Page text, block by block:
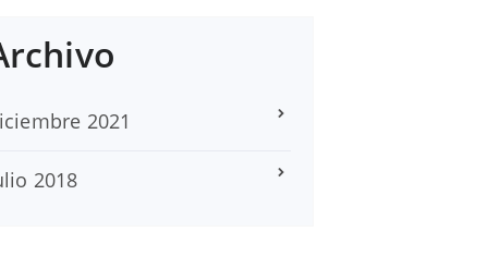
2021
2018